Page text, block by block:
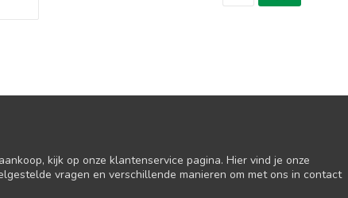
kijk op onze klantenservice pagina. Hier vind je onze
vragen en verschillende manieren om met ons in contact